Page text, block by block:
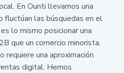
En Ounti llevamos una
fluctúan las búsquedas en el
lo mismo posicionar una
que un comercio minorista.
requiere una aproximación
digital. Hemos